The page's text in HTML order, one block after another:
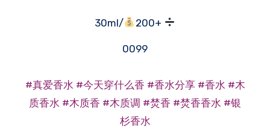
30ml/ 200+
0099
#真爱香水 #今天穿什么香 #香水分享 #香水 #木
质香水 #木质香 #木质调 #焚香 #焚香香水 #银
杉香水